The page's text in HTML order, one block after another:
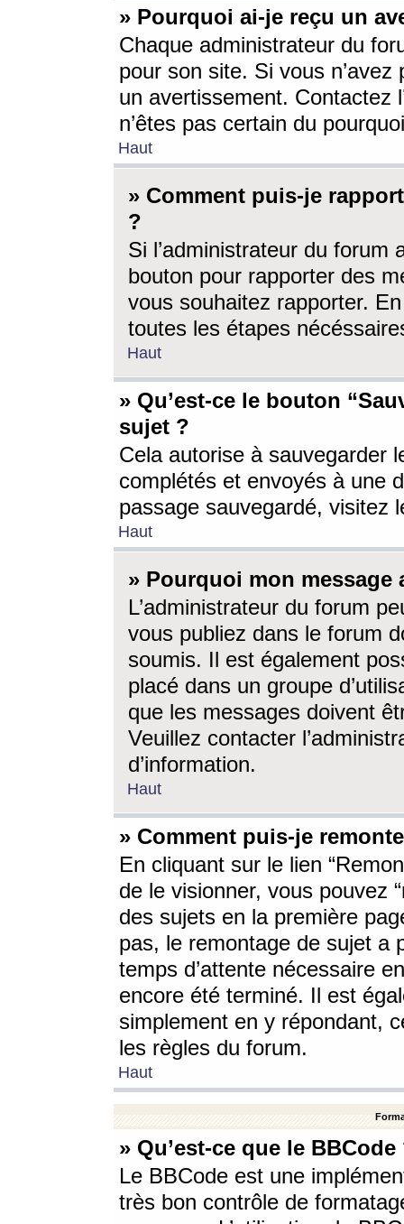
» Pourquoi ai-je reçu un
Chaque administrateur du
pour son site. Si vous
un avertissement. Contactez
n’êtes pas certain du
Haut
» Comment puis-je
?
Si l’administrateur du forum
bouton pour rapporter des
vous souhaitez rapporter.
toutes les étapes
Haut
» Qu’est-ce le bouton
sujet ?
Cela autorise à sauvegarder
complétés et envoyés à une
passage sauvegardé, visitez
Haut
» Pourquoi mon message
L’administrateur du forum
vous publiez dans le forum
soumis. Il est également
placé dans un groupe
que les messages doivent
Veuillez contacter
d’information.
Haut
» Comment puis-je
En cliquant sur le lien
de le visionner, vous pouvez
des sujets en la première
pas, le remontage de sujet a
temps d’attente nécessaire
encore été terminé. Il est
simplement en y répondant,
les règles du forum.
Haut
» Qu’est-ce que le BBCode
Le BBCode est une
très bon contrôle de